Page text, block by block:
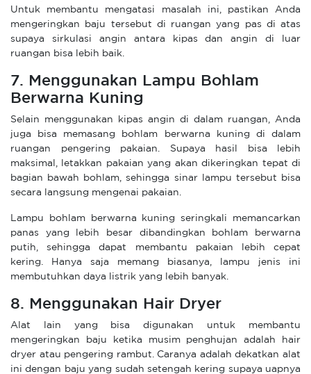
Untuk membantu mengatasi masalah ini, pastikan Anda
mengeringkan baju tersebut di ruangan yang pas di atas
supaya sirkulasi angin antara kipas dan angin di luar
ruangan bisa lebih baik.
7. Menggunakan Lampu Bohlam
Berwarna Kuning
Selain menggunakan kipas angin di dalam ruangan, Anda
juga bisa memasang bohlam berwarna kuning di dalam
ruangan pengering pakaian. Supaya hasil bisa lebih
maksimal, letakkan pakaian yang akan dikeringkan tepat di
bagian bawah bohlam, sehingga sinar lampu tersebut bisa
secara langsung mengenai pakaian.
Lampu bohlam berwarna kuning seringkali memancarkan
panas yang lebih besar dibandingkan bohlam berwarna
putih, sehingga dapat membantu pakaian lebih cepat
kering. Hanya saja memang biasanya, lampu jenis ini
membutuhkan daya listrik yang lebih banyak.
8. Menggunakan Hair Dryer
Alat lain yang bisa digunakan untuk membantu
mengeringkan baju ketika musim penghujan adalah hair
dryer atau pengering rambut. Caranya adalah dekatkan alat
ini dengan baju yang sudah setengah kering supaya uapnya